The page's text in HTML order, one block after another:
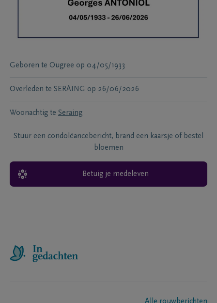
Geboren te Ougree op 04/05/1933
Overleden te SERAING op 26/06/2026
Woonachtig te Seraing
Stuur een condoléancebericht, brand een kaarsje of bestel
bloemen
Betuig je medeleven